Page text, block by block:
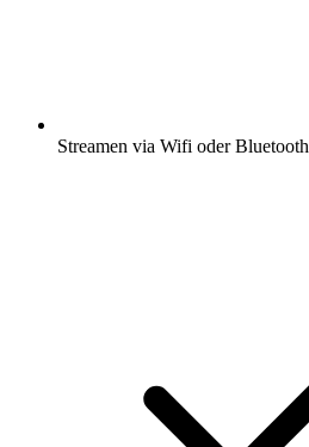
Streamen via Wifi oder Bluetooth